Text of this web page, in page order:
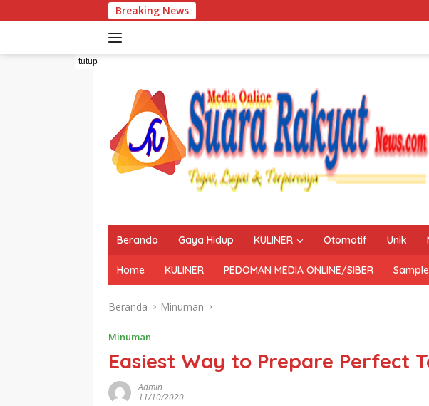
ke
Breaking News
tutup
Beranda Gaya Hidup KULINER Otomotif Unik
Home KULINER PEDOMAN MEDIA ONLINE/SIBER
Beranda Minuman
Minuman
Easiest Way to Prepare Perfect
Admin
11/10/2020